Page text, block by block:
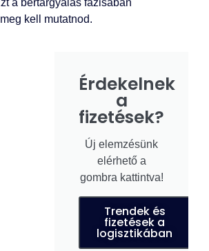
kell mutatnod.
Érdekelnek
a
fizetések?
Új elemzésünk
elérhető a
gombra kattintva!
Trendek és
fizetések a
logisztikában